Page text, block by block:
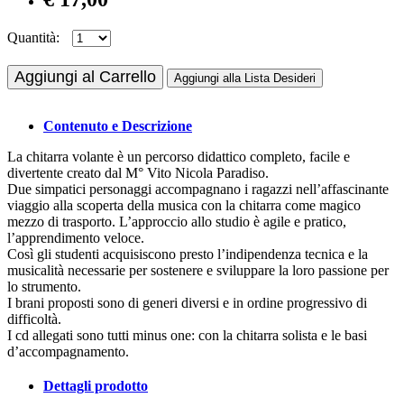
Quantità:
Aggiungi al Carrello Aggiungi alla Lista Desideri
Contenuto e Descrizione
La chitarra volante è un percorso didattico completo, facile e
divertente creato dal M° Vito Nicola Paradiso.
Due simpatici personaggi accompagnano i ragazzi nell’affascinante
viaggio alla scoperta della musica con la chitarra come magico
mezzo di trasporto. L’approccio allo studio è agile e pratico,
l’apprendimento veloce.
Così gli studenti acquisiscono presto l’indipendenza tecnica e la
musicalità necessarie per sostenere e sviluppare la loro passione per
lo strumento.
I brani proposti sono di generi diversi e in ordine progressivo di
difficoltà.
I cd allegati sono tutti minus one: con la chitarra solista e le basi
d’accompagnamento.
Dettagli prodotto